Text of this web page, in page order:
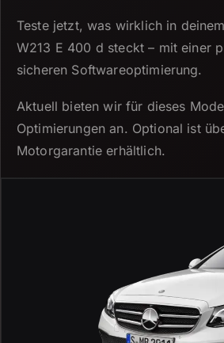
Teste jetzt, was wirklich in
W213 E 400 d steckt – mit einer
sicheren Softwareoptimierung.
Aktuell bieten wir für dieses
Optimierungen an. Optional ist
Motorgarantie erhältlich.